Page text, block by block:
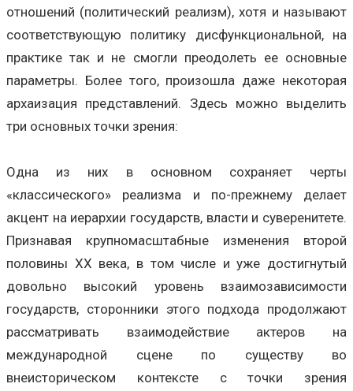
отношений (политический реализм), хотя и называют
соответствующую политику дисфункциональной, на
практике так и не смогли преодолеть ее основные
параметры. Более того, произошла даже некоторая
архаизация представлений. Здесь можно выделить
три основных точки зрения:
Одна из них в основном сохраняет черты
«классического» реализма и по-прежнему делает
акцент на иерархии государств, власти и суверенитете.
Признавая крупномасштабные изменения второй
половины XX века, в том числе и уже достигнутый
довольно высокий уровень взаимозависимости
государств, сторонники этого подхода продолжают
рассматривать взаимодействие актеров на
международной сцене по существу во
внеисторическом контексте с точки зрения